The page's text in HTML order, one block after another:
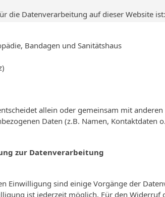
die Datenverarbeitung auf dieser Website ist:
Bandagen und Sanitätshaus
allein oder gemeinsam mit
Daten (z.B. Namen, Kontaktdaten
zur Datenverarbeitung
Einwilligung sind einige Vorgänge der
ist jederzeit möglich. Für den